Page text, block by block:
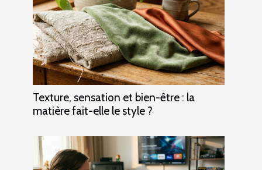
Texture, sensation et bien-être : la
matière fait-elle le style ?